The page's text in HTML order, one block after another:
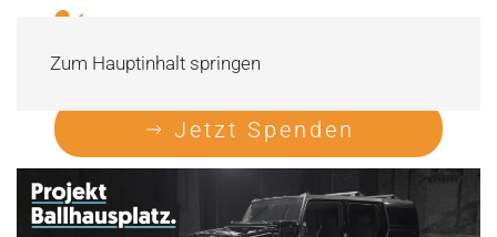
Zum Hauptinhalt springen
Jetzt Spenden